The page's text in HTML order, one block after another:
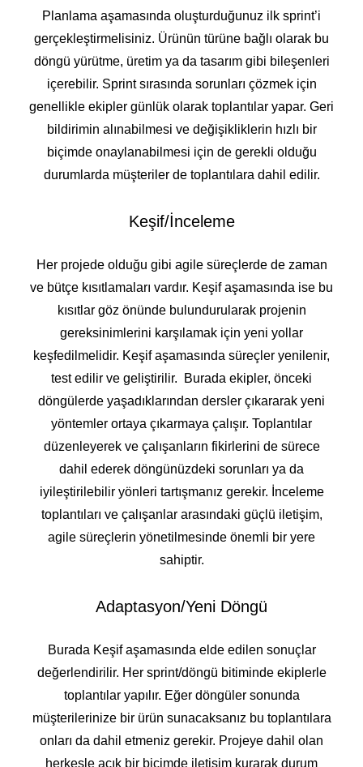
Planlama aşamasında oluşturduğunuz ilk sprint’i
gerçekleştirmelisiniz. Ürünün türüne bağlı olarak bu
döngü yürütme, üretim ya da tasarım gibi bileşenleri
içerebilir. Sprint sırasında sorunları çözmek için
genellikle ekipler günlük olarak toplantılar yapar. Geri
bildirimin alınabilmesi ve değişikliklerin hızlı bir
biçimde onaylanabilmesi için de gerekli olduğu
durumlarda müşteriler de toplantılara dahil edilir.
Keşif/İnceleme
Her projede olduğu gibi agile süreçlerde de zaman
ve bütçe kısıtlamaları vardır. Keşif aşamasında ise bu
kısıtlar göz önünde bulundurularak projenin
gereksinimlerini karşılamak için yeni yollar
keşfedilmelidir. Keşif aşamasında süreçler yenilenir,
test edilir ve geliştirilir. Burada ekipler, önceki
döngülerde yaşadıklarından dersler çıkararak yeni
yöntemler ortaya çıkarmaya çalışır. Toplantılar
düzenleyerek ve çalışanların fikirlerini de sürece
dahil ederek döngünüzdeki sorunları ya da
iyileştirilebilir yönleri tartışmanız gerekir. İnceleme
toplantıları ve çalışanlar arasındaki güçlü iletişim,
agile süreçlerin yönetilmesinde önemli bir yere
sahiptir.
Adaptasyon/Yeni Döngü
Burada Keşif aşamasında elde edilen sonuçlar
değerlendirilir. Her sprint/döngü bitiminde ekiplerle
toplantılar yapılır. Eğer döngüler sonunda
müşterilerinize bir ürün sunacaksanız bu toplantılara
onları da dahil etmeniz gerekir. Projeye dahil olan
herkesle açık bir biçimde iletişim kurarak durum